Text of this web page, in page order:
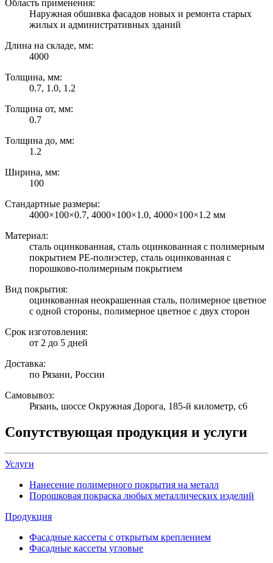
Область применения:
Наружная обшивка фасадов новых и ремонта старых
жилых и административных зданий
Длина на складе, мм:
4000
Толщина, мм:
0.7, 1.0, 1.2
Толщина от, мм:
0.7
Толщина до, мм:
1.2
Ширина, мм:
100
Стандартные размеры:
4000×100×0.7, 4000×100×1.0, 4000×100×1.2 мм
Материал:
сталь оцинкованная, сталь оцинкованная с полимерным
покрытием PE-полиэстер, сталь оцинкованная с
порошково-полимерным покрытием
Вид покрытия:
оцинкованная неокрашенная сталь, полимерное цветное
с одной стороны, полимерное цветное с двух сторон
Срок изготовления:
от 2 до 5 дней
Доставка:
по Рязани, России
Самовывоз:
Рязань, шоссе Окружная Дорога, 185-й километр, с6
Сопутствующая продукция и услуги
Услуги
Нанесение полимерного покрытия на металл
Порошковая покраска любых металлических изделий
Продукция
Фасадные кассеты с открытым креплением
Фасадные кассеты угловые